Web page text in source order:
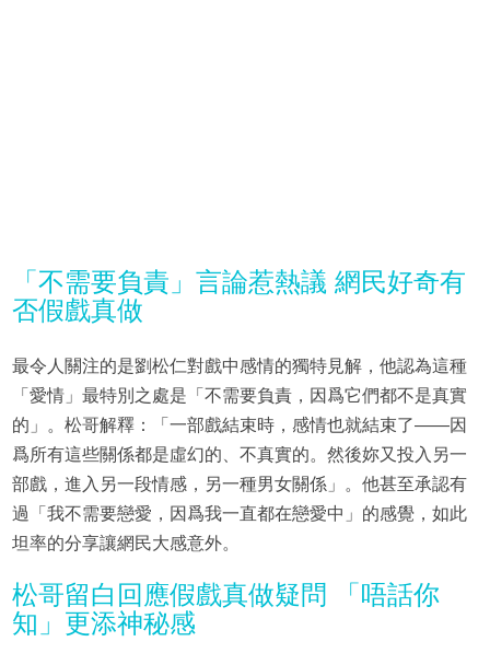
「不需要負責」言論惹熱議 網民好奇有
否假戲真做
最令人關注的是劉松仁對戲中感情的獨特見解，他認為這種
「愛情」最特別之處是「不需要負責，因爲它們都不是真實
的」。松哥解釋：「一部戲結束時，感情也就結束了——因
爲所有這些關係都是虛幻的、不真實的。然後妳又投入另一
部戲，進入另一段情感，另一種男女關係」。他甚至承認有
過「我不需要戀愛，因爲我一直都在戀愛中」的感覺，如此
坦率的分享讓網民大感意外。
松哥留白回應假戲真做疑問 「唔話你
知」更添神秘感